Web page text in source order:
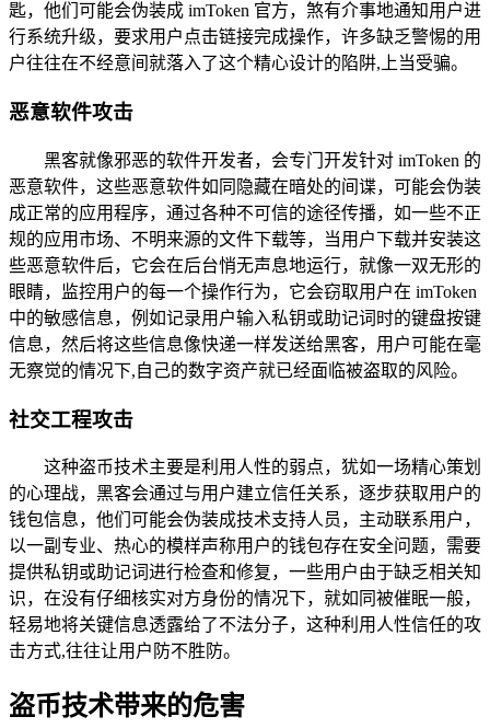
匙，他们可能会伪装成 imToken 官方，煞有介事地通知用户进
行系统升级，要求用户点击链接完成操作，许多缺乏警惕的用
户往往在不经意间就落入了这个精心设计的陷阱,上当受骗。
恶意软件攻击
黑客就像邪恶的软件开发者，会专门开发针对 imToken 的
恶意软件，这些恶意软件如同隐藏在暗处的间谍，可能会伪装
成正常的应用程序，通过各种不可信的途径传播，如一些不正
规的应用市场、不明来源的文件下载等，当用户下载并安装这
些恶意软件后，它会在后台悄无声息地运行，就像一双无形的
眼睛，监控用户的每一个操作行为，它会窃取用户在 imToken
中的敏感信息，例如记录用户输入私钥或助记词时的键盘按键
信息，然后将这些信息像快递一样发送给黑客，用户可能在毫
无察觉的情况下,自己的数字资产就已经面临被盗取的风险。
社交工程攻击
这种盗币技术主要是利用人性的弱点，犹如一场精心策划
的心理战，黑客会通过与用户建立信任关系，逐步获取用户的
钱包信息，他们可能会伪装成技术支持人员，主动联系用户，
以一副专业、热心的模样声称用户的钱包存在安全问题，需要
提供私钥或助记词进行检查和修复，一些用户由于缺乏相关知
识，在没有仔细核实对方身份的情况下，就如同被催眠一般，
轻易地将关键信息透露给了不法分子，这种利用人性信任的攻
击方式,往往让用户防不胜防。
盗币技术带来的危害